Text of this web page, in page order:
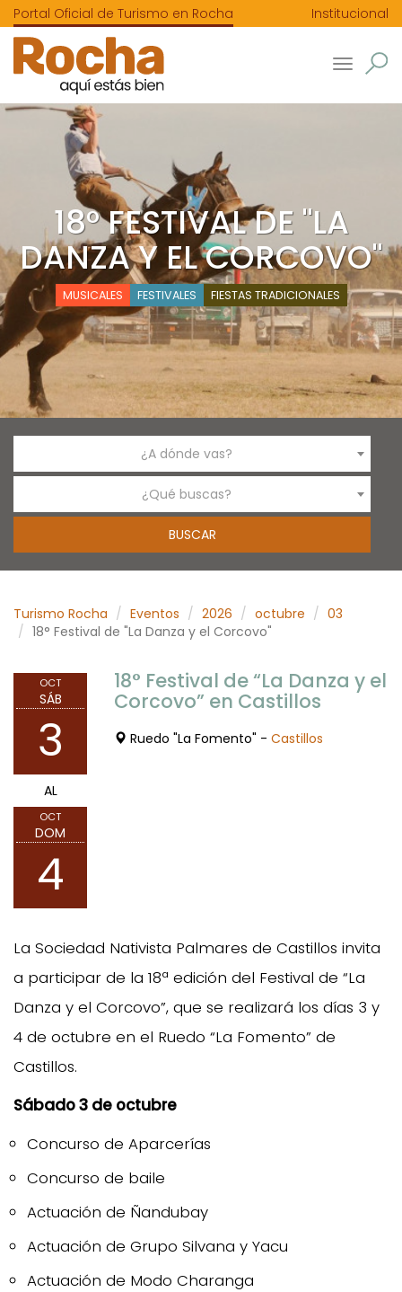
Portal Oficial de Turismo en Rocha Institucional
Toggle
18° FESTIVAL DE "LA
DANZA Y EL CORCOVO"
MUSICALES FESTIVALES FIESTAS TRADICIONALES
¿A dónde vas?
¿Qué buscas?
Turismo Rocha Eventos 2026 octubre
03
18° Festival de "La Danza y el Corcovo"
OCT
SÁB
3
AL
OCT
DOM
4
18° Festival de “La Danza y el
Corcovo” en Castillos
Ruedo "La Fomento" - Castillos
La Sociedad Nativista Palmares de Castillos invita
a participar de la 18ª edición del Festival de “La
Danza y el Corcovo”, que se realizará los días 3 y
4 de octubre en el Ruedo “La Fomento” de
Castillos.
Sábado 3 de octubre
Concurso de Aparcerías
Concurso de baile
Actuación de Ñandubay
Actuación de Grupo Silvana y Yacu
Actuación de Modo Charanga